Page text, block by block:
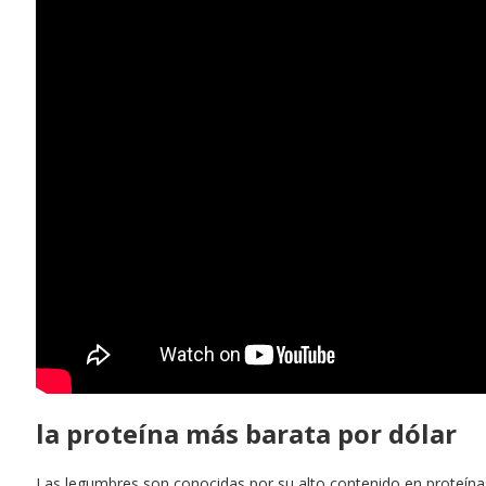
la proteína más barata por dólar